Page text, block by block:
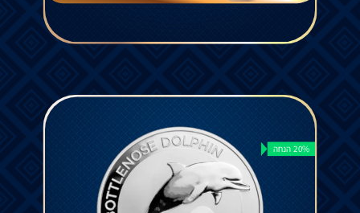
20% הנחה